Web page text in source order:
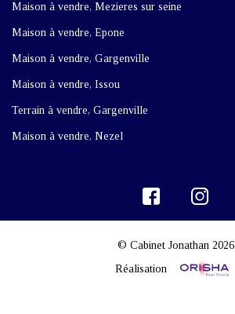
Maison à vendre, Mezieres sur seine
Maison à vendre, Epone
Maison à vendre, Gargenville
Maison à vendre, Issou
Terrain à vendre, Gargenville
Maison à vendre, Nezel
© Cabinet Jonathan 2026
Réalisation